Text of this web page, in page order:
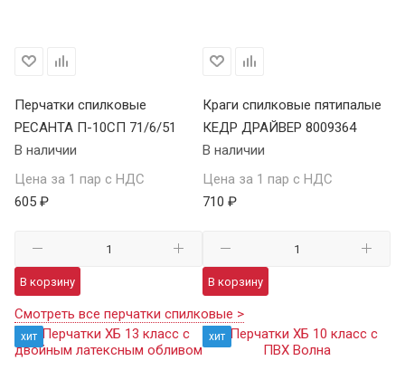
Перчатки спилковые
РЕСАНТА П-10СП 71/6/51
В наличии
Цена за 1 пар с НДС
605 ₽
В корзину
Краги спилковые пятипалые
КЕДР ДРАЙВЕР 8009364
В наличии
Цена за 1 пар с НДС
710 ₽
В корзину
Смотреть все перчатки спилковые >
хит хит